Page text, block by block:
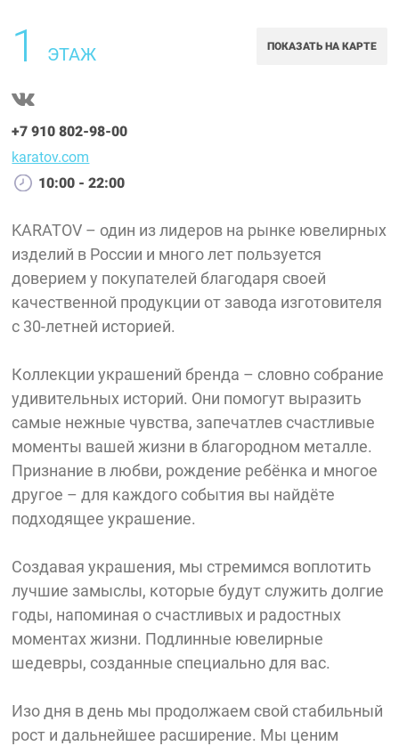
1 ЭТАЖ ПОКАЗАТЬ НА КАРТЕ
+7 910 802-98-00
karatov.com
10:00 - 22:00
KARATOV – один из лидеров на рынке ювелирных
изделий в России и много лет пользуется
доверием у покупателей благодаря своей
качественной продукции от завода изготовителя
с 30-летней историей.
Коллекции украшений бренда – словно собрание
удивительных историй. Они помогут выразить
самые нежные чувства, запечатлев счастливые
моменты вашей жизни в благородном металле.
Признание в любви, рождение ребёнка и многое
другое – для каждого события вы найдёте
подходящее украшение.
Создавая украшения, мы стремимся воплотить
лучшие замыслы, которые будут служить долгие
годы, напоминая о счастливых и радостных
моментах жизни. Подлинные ювелирные
шедевры, созданные специально для вас.
Изо дня в день мы продолжаем свой стабильный
рост и дальнейшее расширение. Мы ценим